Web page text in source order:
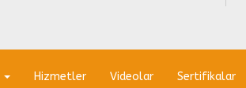
Hizmetler Videolar Sertifikalar